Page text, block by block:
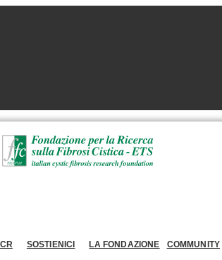
SOSTIENICI LA FONDAZIONE COMMUNITY